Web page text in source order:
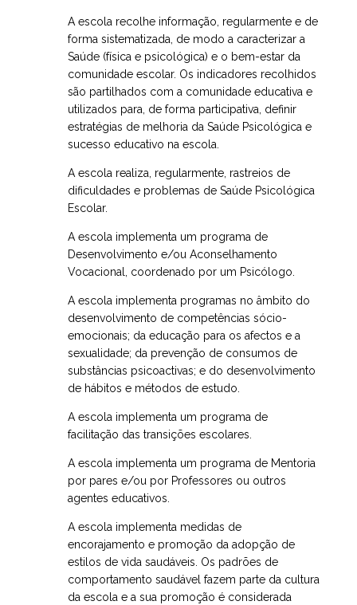
A escola recolhe informação, regularmente e de
forma sistematizada, de modo a caracterizar a
Saúde (física e psicológica) e o bem-estar da
comunidade escolar. Os indicadores recolhidos
são partilhados com a comunidade educativa e
utilizados para, de forma participativa, definir
estratégias de melhoria da Saúde Psicológica e
sucesso educativo na escola.
A escola realiza, regularmente, rastreios de
dificuldades e problemas de Saúde Psicológica
Escolar.
A escola implementa um programa de
Desenvolvimento e/ou Aconselhamento
Vocacional, coordenado por um Psicólogo.
A escola implementa programas no âmbito do
desenvolvimento de competências sócio-
emocionais; da educação para os afectos e a
sexualidade; da prevenção de consumos de
substâncias psicoactivas; e do desenvolvimento
de hábitos e métodos de estudo.
A escola implementa um programa de
facilitação das transições escolares.
A escola implementa um programa de Mentoria
por pares e/ou por Professores ou outros
agentes educativos.
A escola implementa medidas de
encorajamento e promoção da adopção de
estilos de vida saudáveis. Os padrões de
comportamento saudável fazem parte da cultura
da escola e a sua promoção é considerada